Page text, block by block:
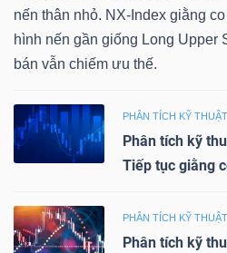
nến thân nhỏ. NX-Index giằng
hình nến gần giống Long Upper
bán vẫn chiếm ưu thế.
PHÂN TÍCH KỸ THUẬT
Phân tích kỹ
Tiếp tục giằng
PHÂN TÍCH KỸ THUẬT
Phân tích kỹ